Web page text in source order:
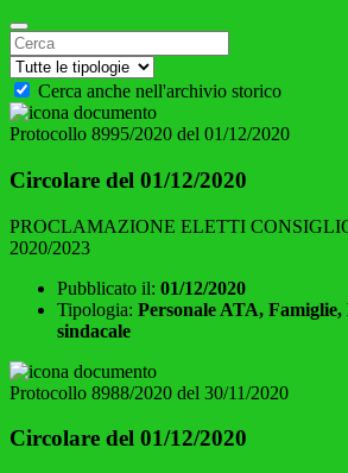
Cerca anche nell'archivio storico
Protocollo 8995/2020 del 01/12/2020
Circolare del 01/12/2020
PROCLAMAZIONE ELETTI
2020/2023
Pubblicato il: 01/12/2020
Tipologia: Personale ATA,
sindacale
Protocollo 8988/2020 del 30/11/2020
Circolare del 01/12/2020